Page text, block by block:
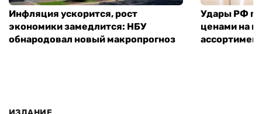
Инфляция ускорится, рост
экономики замедлится: НБУ
обнародовал новый макропрогноз
Удары РФ по
ценами на